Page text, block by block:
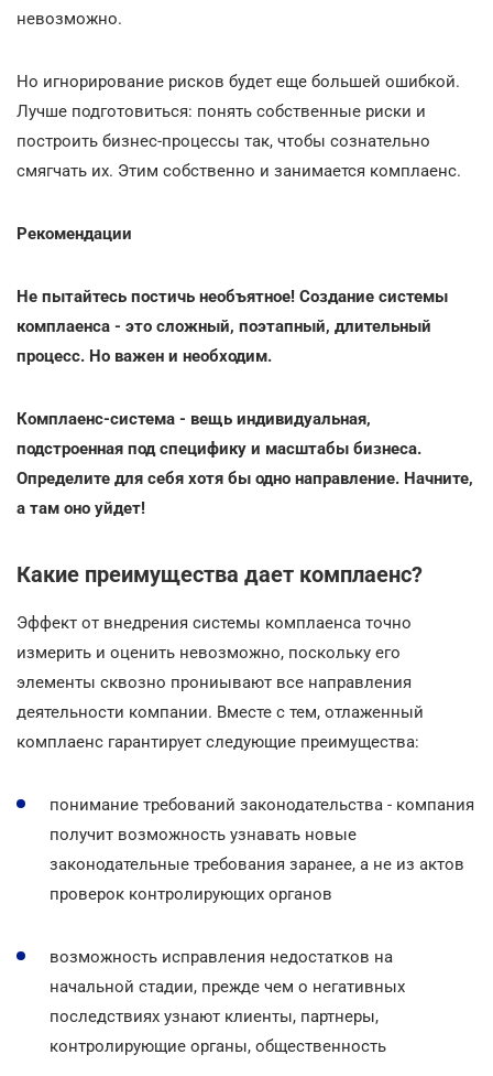
невозможно.
Но игнорирование рисков будет еще большей ошибкой.
Лучше подготовиться: понять собственные риски и
построить бизнес-процессы так, чтобы сознательно
смягчать их. Этим собственно и занимается комплаенс.
Рекомендации
Не пытайтесь постичь необъятное! Создание системы
комплаенса - это сложный, поэтапный, длительный
процесс. Но важен и необходим.
Комплаенс-система - вещь индивидуальная,
подстроенная под специфику и масштабы бизнеса.
Определите для себя хотя бы одно направление. Начните,
а там оно уйдет!
Какие преимущества дает комплаенс?
Эффект от внедрения системы комплаенса точно
измерить и оценить невозможно, поскольку его
элементы сквозно прониывают все направления
деятельности компании. Вместе с тем, отлаженный
комплаенс гарантирует следующие преимущества:
понимание требований законодательства - компания
получит возможность узнавать новые
законодательные требования заранее, а не из актов
проверок контролирующих органов
возможность исправления недостатков на
начальной стадии, прежде чем о негативных
последствиях узнают клиенты, партнеры,
контролирующие органы, общественность